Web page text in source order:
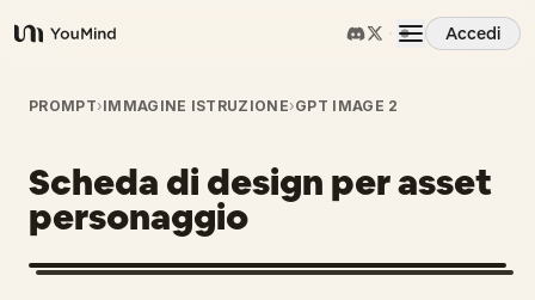
YouMind
Accedi
Panoramica
Casi d'uso
Abilità
PROMPT›IMMAGINE ISTRUZIONE›GPT IMAGE 2
Scheda di design per asset
personaggio